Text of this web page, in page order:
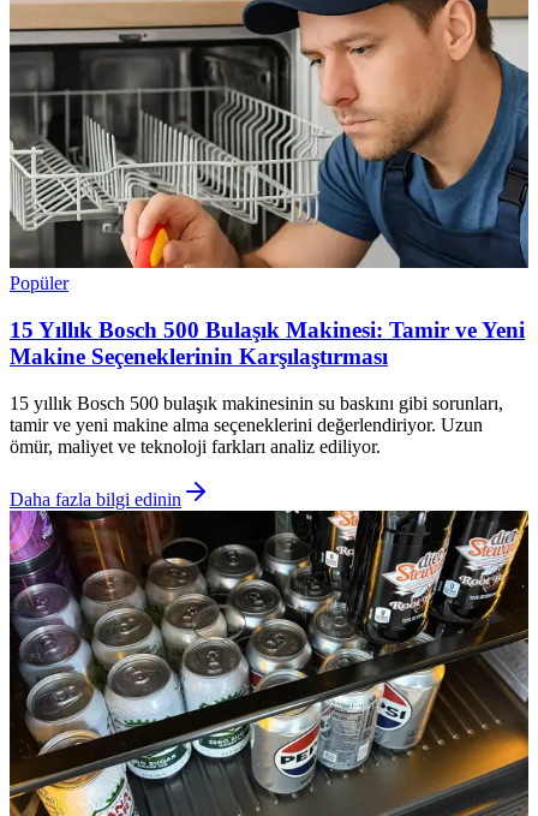
Popüler
15 Yıllık Bosch 500 Bulaşık Makinesi: Tamir ve Yeni
Makine Seçeneklerinin Karşılaştırması
15 yıllık Bosch 500 bulaşık makinesinin su baskını gibi sorunları,
tamir ve yeni makine alma seçeneklerini değerlendiriyor. Uzun
ömür, maliyet ve teknoloji farkları analiz ediliyor.
Daha fazla bilgi edinin